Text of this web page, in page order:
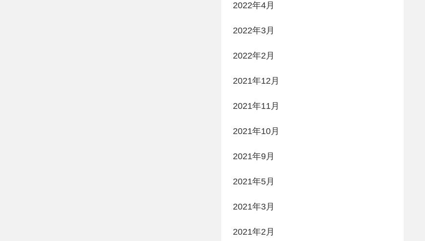
2022年4月
2022年3月
2022年2月
2021年12月
2021年11月
2021年10月
2021年9月
2021年5月
2021年3月
2021年2月